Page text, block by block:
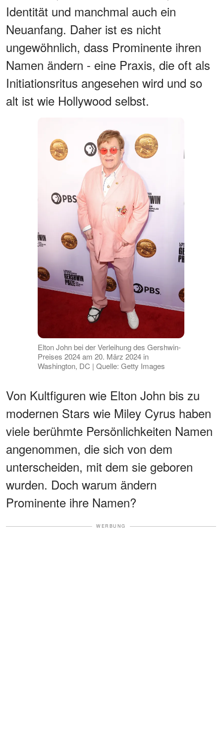
Identität und manchmal auch ein
Neuanfang. Daher ist es nicht
ungewöhnlich, dass Prominente ihren
Namen ändern - eine Praxis, die oft als
Initiationsritus angesehen wird und so
alt ist wie Hollywood selbst.
Elton John bei der Verleihung des Gershwin-
Preises 2024 am 20. März 2024 in
Washington, DC | Quelle: Getty Images
Von Kultfiguren wie Elton John bis zu
modernen Stars wie Miley Cyrus haben
viele berühmte Persönlichkeiten Namen
angenommen, die sich von dem
unterscheiden, mit dem sie geboren
wurden. Doch warum ändern
Prominente ihre Namen?
WERBUNG